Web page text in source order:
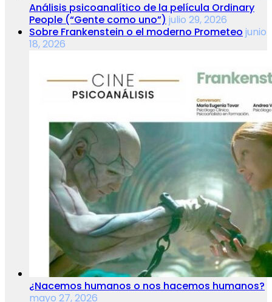
Análisis psicoanalítico de la película Ordinary
People (“Gente como uno”) julio 29, 2026
Sobre Frankenstein o el moderno Prometeo junio
18, 2026
¿Nacemos humanos o nos hacemos humanos?
mayo 27, 2026